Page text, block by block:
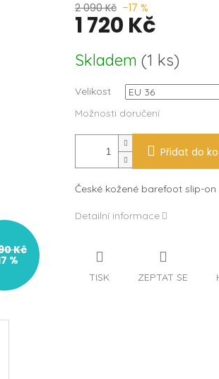
Kč
%
2 090 Kč –17 %
1 720 Kč
cena:
Skladem (1 ks)
Velikost
Možnosti doručení
Přidat do
České kožené barefoot slip-
Detailní informace
TISK ZEPTAT SE